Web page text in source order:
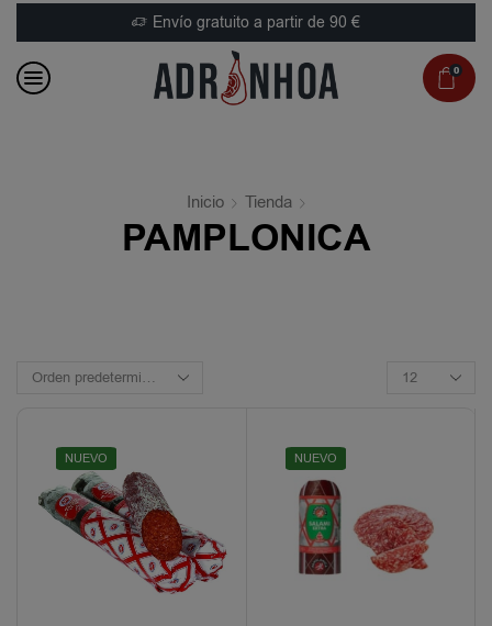
Envío gratuito a partir de 90 €
0
Inicio Tienda
PAMPLONICA
NUEVO NUEVO